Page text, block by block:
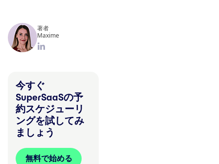
著者
Maxime
今すぐ
SuperSaaSの予
約スケジューリ
ングを試してみ
ましょう
無料で始める